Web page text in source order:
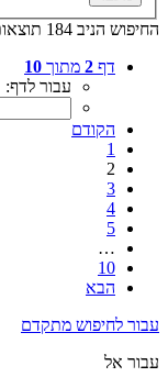
החיפוש הניב 184 תוצאות
דף 2 מתוך 10
עבור לדף:
הקודם
1
2
3
4
5
…
10
הבא
עבור לחיפוש מתקדם
עבור אל